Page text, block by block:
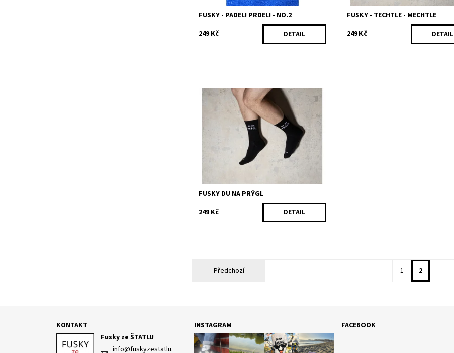
FUSKY - PADEL! PRDEL! - NO.2
249 Kč
DETAIL
FUSKY - TECHTLE - MECHTLE
249 Kč
DETAIL
Pokud jdeš na candáty, do Maximusu, či na
Kozí horku piglovat festovní koc - jedině v
těch správných fuskách! Složení: 80%
bavlna, 18% polyamid,...
Skladem
208/41
FUSKY DU NA PRÝGL
249 Kč
DETAIL
Předchozí 1 2
KONTAKT
Fusky ze ŠTATLU
info@fuskyzestatlu.
INSTAGRAM FACEBOOK